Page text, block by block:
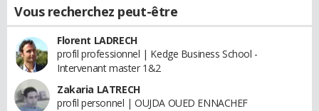
Vous recherchez peut-être
Florent LADRECH
profil professionnel | Kedge Business School -
Intervenant master 1&2
Zakaria LATRECH
profil personnel | OUJDA OUED ENNACHEF